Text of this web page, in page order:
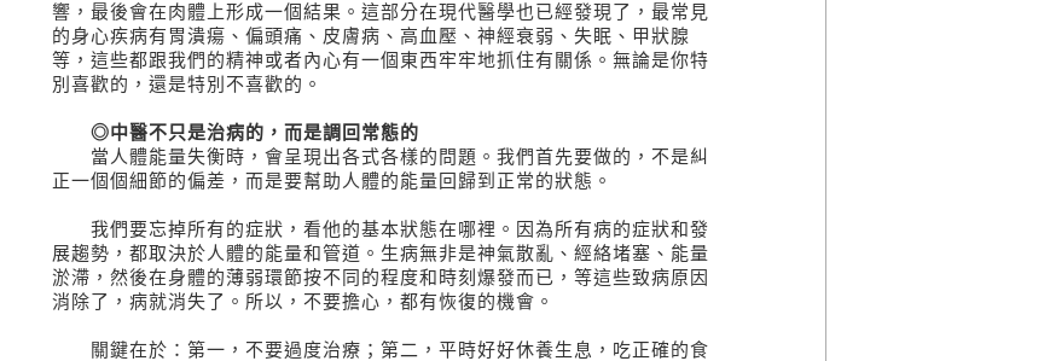
響，最後會在肉體上形成一個結果。這部分在現代醫學也已經發現了，最常見
的身心疾病有胃潰瘍、偏頭痛、皮膚病、高血壓、神經衰弱、失眠、甲狀腺
等，這些都跟我們的精神或者內心有一個東西牢牢地抓住有關係。無論是你特
別喜歡的，還是特別不喜歡的。
◎中醫不只是治病的，而是調回常態的
當人體能量失衡時，會呈現出各式各樣的問題。我們首先要做的，不是糾
正一個個細節的偏差，而是要幫助人體的能量回歸到正常的狀態。
我們要忘掉所有的症狀，看他的基本狀態在哪裡。因為所有病的症狀和發
展趨勢，都取決於人體的能量和管道。生病無非是神氣散亂、經絡堵塞、能量
淤滯，然後在身體的薄弱環節按不同的程度和時刻爆發而已，等這些致病原因
消除了，病就消失了。所以，不要擔心，都有恢復的機會。
關鍵在於：第一，不要過度治療；第二，平時好好休養生息，吃正確的食